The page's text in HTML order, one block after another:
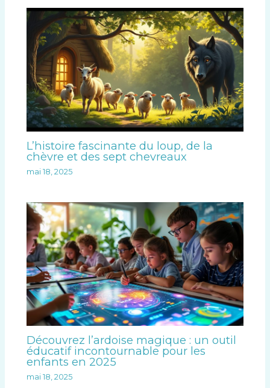
L’histoire fascinante du loup, de la
chèvre et des sept chevreaux
mai 18, 2025
Découvrez l’ardoise magique : un outil
éducatif incontournable pour les
enfants en 2025
mai 18, 2025